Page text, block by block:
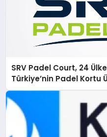
SRV Padel Court, 24
Türkiye’nin Padel Kortu